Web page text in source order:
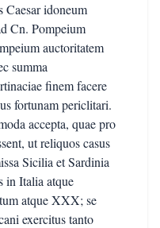
idoneum
Cn. Pompeium
auctoritatem
summa
finem facere
fortunam periclitari.
accepta, quae pro
ut reliquos casus
Sicilia et Sardinia
in Italia atque
atque XXX; se
exercitus tanto